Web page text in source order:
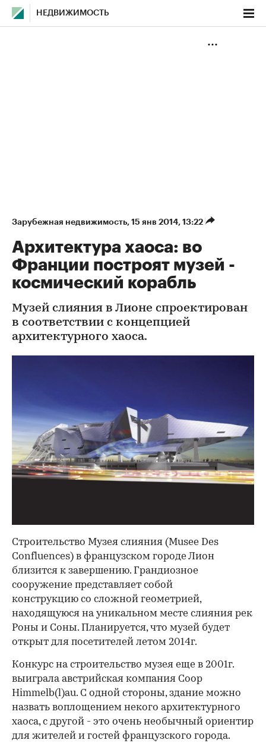
НЕДВИЖИМОСТЬ
Зарубежная недвижимость⁠, 15 янв 2014, 13:22
Архитектура хаоса: во
Франции построят музей -
космический корабль
Музей слияния в Лионе спроектирован
в соответствии с концепцией
архитектурного хаоса.
Строительство Музея слияния (Musee Des
Confluences) в французском городе Лион
близится к завершению. Грандиозное
сооружение представляет собой
конструкцию со сложной геометрией,
находящуюся на уникальном месте слияния рек
Роны и Соны. Планируется, что музей будет
открыт для посетителей летом 2014г.
Конкурс на строительство музея еще в 2001г.
выиграла австрийская компания Coop
Himmelb(l)au. С одной стороны, здание можно
назвать воплощением некого архитектурного
хаоса, с другой - это очень необычный ориентир
для жителей и гостей французского города.